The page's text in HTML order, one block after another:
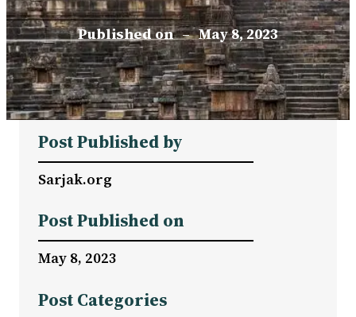
Published on – May 8, 2023
Post Published by
Sarjak.org
Post Published on
May 8, 2023
Post Categories